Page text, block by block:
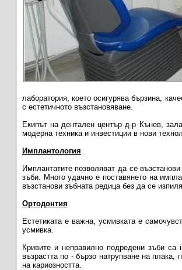
лаборатория, което осигурява бързина,
с естетичното възстановяване.
Екипът на дентален център д-р Кънев,
модерна техника и инвестиции в нови
Имплантология
Имплантатите позволяват да се
зъби. Много удачно е поставянето на
възстанови зъбната редица без да се
Ортодонтия
Естетиката е важна, усмивката е
усмивка.
Кривите и неправилно подредени зъби
възрастта по - бързо натрупване на
на кариозността.